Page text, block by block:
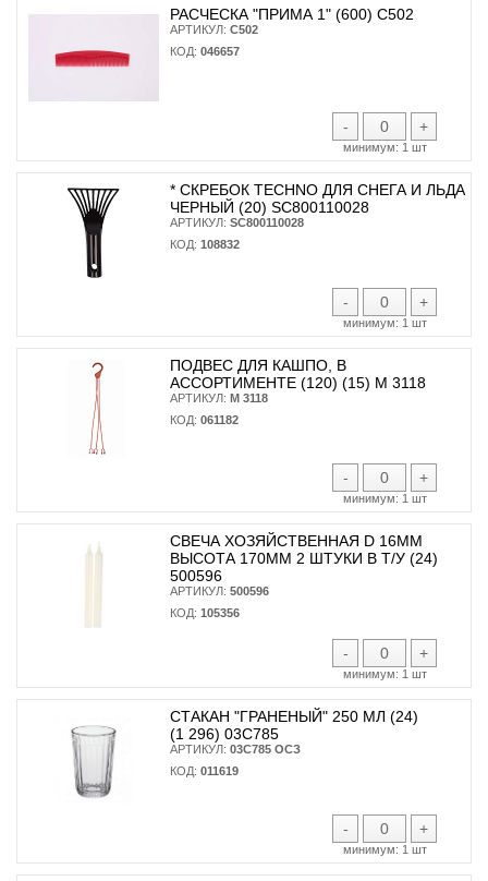
РАСЧЕСКА "ПРИМА 1" (600) С502
АРТИКУЛ: С502
КОД: 046657
- +
минимум: 1 шт
* CКРЕБОК TECHNO ДЛЯ СНЕГА И ЛЬДА
ЧЕРНЫЙ (20) SC800110028
АРТИКУЛ: SC800110028
КОД: 108832
- +
минимум: 1 шт
ПОДВЕС ДЛЯ КАШПО, В
АССОРТИМЕНТЕ (120) (15) М 3118
АРТИКУЛ: М 3118
КОД: 061182
- +
минимум: 1 шт
СВЕЧА ХОЗЯЙСТВЕННАЯ D 16ММ
ВЫСОТА 170ММ 2 ШТУКИ В Т/У (24)
500596
АРТИКУЛ: 500596
КОД: 105356
- +
минимум: 1 шт
СТАКАН "ГРАНЕНЫЙ" 250 МЛ (24)
(1 296) 03С785
АРТИКУЛ: 03С785 ОСЗ
КОД: 011619
- +
минимум: 1 шт